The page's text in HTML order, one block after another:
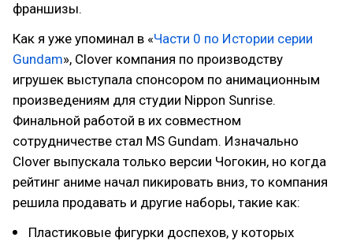
франшизы.
Как я уже упоминал в «Части 0 по Истории серии
Gundam», Clover компания по производству
игрушек выступала спонсором по анимационным
произведениям для студии Nippon Sunrise.
Финальной работой в их совместном
сотрудничестве стал MS Gundam. Изначально
Clover выпускала только версии Чогокин, но когда
рейтинг аниме начал пикировать вниз, то компания
решила продавать и другие наборы, такие как:
Пластиковые фигурки доспехов, у которых